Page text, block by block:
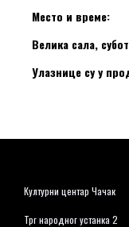
Место и време:
Велика сала,
Улазнице су у
Културни центар Чачак
Трг народног устанка 2